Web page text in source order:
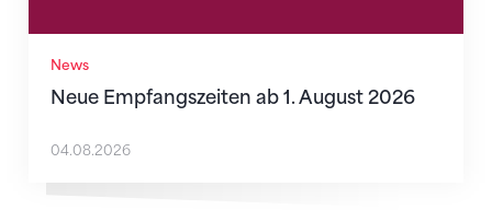
News
Neue Empfangszeiten ab 1. August 2026
04.08.2026